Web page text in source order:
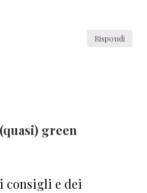
Rispondi
green
consigli e dei